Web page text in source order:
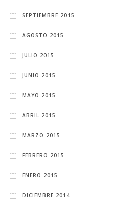
SEPTIEMBRE 2015
AGOSTO 2015
JULIO 2015
JUNIO 2015
MAYO 2015
ABRIL 2015
MARZO 2015
FEBRERO 2015
ENERO 2015
DICIEMBRE 2014